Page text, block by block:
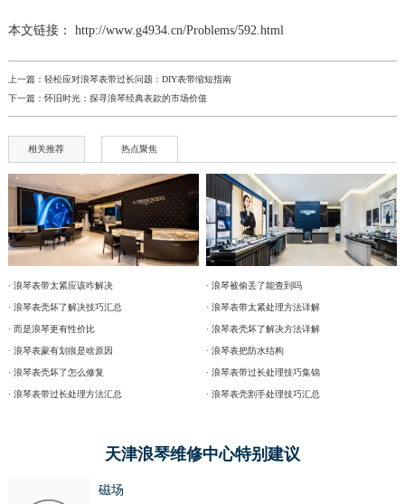
本文链接： http://www.g4934.cn/Problems/592.html
上一篇： 轻松应对浪琴表带过长问题：DIY表带缩短指南
下一篇： 怀旧时光：探寻浪琴经典表款的市场价值
相关推荐 热点聚焦
· 浪琴表带太紧应该咋解决
· 浪琴表壳坏了解决技巧汇总
· 而是浪琴更有性价比
· 浪琴表蒙有划痕是啥原因
· 浪琴表壳坏了怎么修复
· 浪琴表带过长处理方法汇总
· 浪琴被偷丢了能查到吗
· 浪琴表带太紧处理方法详解
· 浪琴表壳坏了解决方法详解
· 浪琴表把防水结构
· 浪琴表带过长处理技巧集锦
· 浪琴表壳割手处理技巧汇总
天津浪琴维修中心特别建议
磁场